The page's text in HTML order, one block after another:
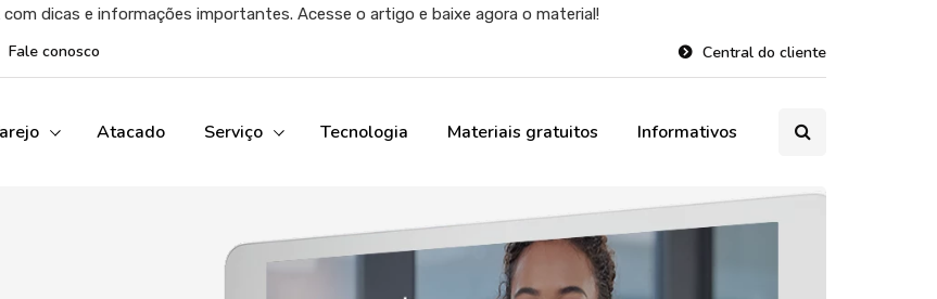
dicas e informações importantes. Acesse o artigo e baixe agora o material!
Fale conosco Central do cliente
Atacado Serviço Tecnologia Materiais gratuitos Informativos